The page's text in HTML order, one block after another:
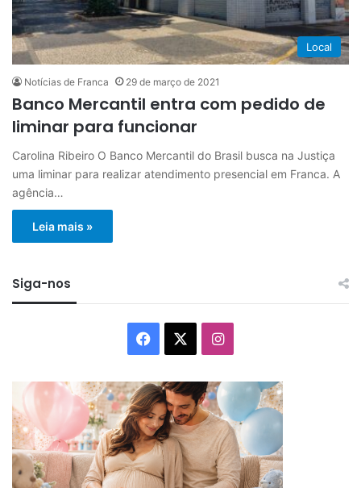
Local
Notícias de Franca 29 de março de 2021
Banco Mercantil entra com pedido de
liminar para funcionar
Carolina Ribeiro O Banco Mercantil do Brasil busca na Justiça
uma liminar para realizar atendimento presencial em Franca. A
agência…
Leia mais »
Siga-nos
Facebook Instagram